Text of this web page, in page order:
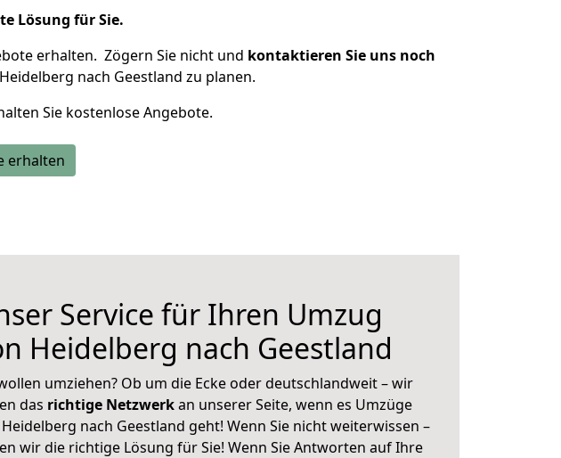
Lösung für Sie.
erhalten. Zögern Sie nicht und kontaktieren Sie uns noch
nach Geestland zu planen.
Sie kostenlose Angebote.
erhalten
Service für Ihren Umzug
Heidelberg nach Geestland
umziehen? Ob um die Ecke oder deutschlandweit – wir
das richtige Netzwerkan unserer Seite, wenn es Umzüge
nach Geestland geht! Wenn Sie nicht weiterwissen –
wir die richtige Lösung für Sie! Wenn Sie Antworten auf Ihre